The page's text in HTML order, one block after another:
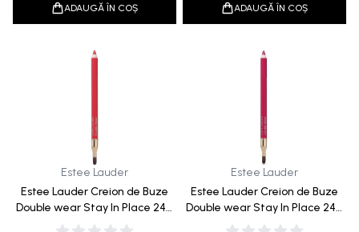
ADAUGĂ ÎN COȘ ADAUGĂ ÎN COȘ
Estee Lauder
Estee Lauder Creion de Buze
Double wear Stay In Place 24H
13 Coral 1.2g
Estee Lauder
Estee Lauder Creion de Buze
Double wear Stay In Place 24H
12 Fuchsia 1.2g